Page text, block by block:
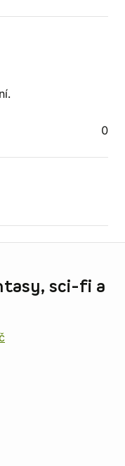
0
sci-fi a